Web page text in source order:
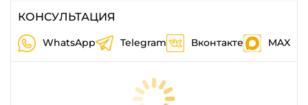
КОНСУЛЬТАЦИЯ
WhatsApp Telegram Вконтакте MAX